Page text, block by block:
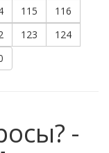
115
116
123
124
-